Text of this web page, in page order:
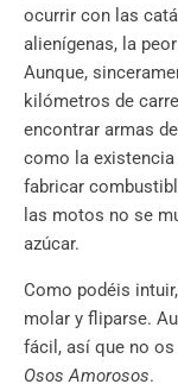
ocurrir con las
alienígenas, la
Aunque,
kilómetros de
encontrar armas
como la
fabricar
las motos no se
azúcar.
Como podéis
molar y fliparse.
fácil, así que no
Osos Amorosos.